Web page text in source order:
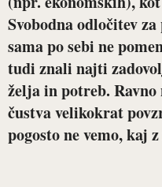
Svobodna odločitev
sama po sebi ne
tudi znali najti
želja in potreb. Ravno
čustva velikokrat
pogosto ne vemo, kaj